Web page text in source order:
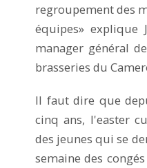
regroupement des
équipes» explique
manager général
brasseries du
Il faut dire que
cinq ans, l'easter
des jeunes qui se
semaine des